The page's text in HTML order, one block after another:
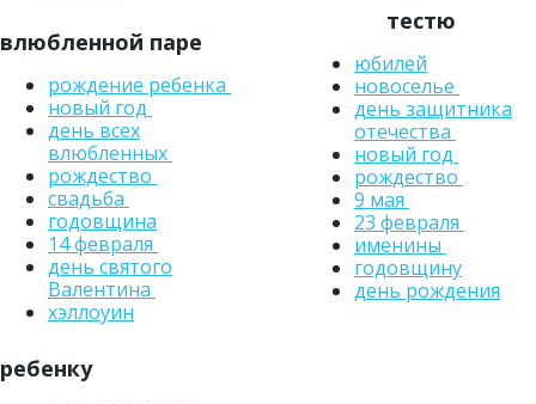
влюбленной паре
рождение ребенка
новый год
день всех
влюбленных
рождество
свадьба
годовщина
14 февраля
день святого
Валентина
хэллоуин
ребенку
тестю
юбилей
новоселье
день защитника
отечества
новый год
рождество
9 мая
23 февраля
именины
годовщину
день рождения